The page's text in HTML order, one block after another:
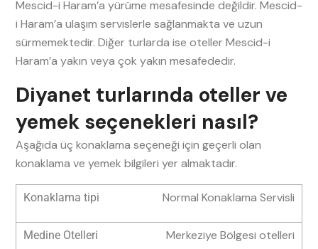
Mescid-i Haram’a yürüme mesafesinde değildir. Mescid-
i Haram’a ulaşım servislerle sağlanmakta ve uzun
sürmemektedir. Diğer turlarda ise oteller Mescid-i
Haram’a yakın veya çok yakın mesafededir.
Diyanet turlarında oteller ve
yemek seçenekleri nasıl?
Aşağıda üç konaklama seçeneği için geçerli olan
konaklama ve yemek bilgileri yer almaktadır.
Normal Konaklama Servisli
Merkeziye Bölgesi otelleri